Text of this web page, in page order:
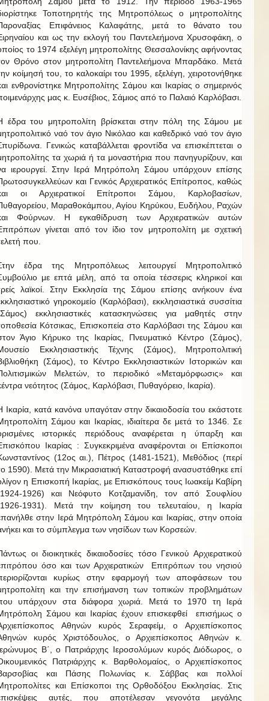
Τοποτηρητής της Μητροπόλεως ο μητροπολίτης
Επιφάνειος Καλαφάτης, μετά το θάνατο του
και ως την εκλογή του Παντελεήμονα Χρυσοφάκη, ο
το 1974 εξελέγη μητροπολίτης Θεσσαλονίκης αφήνοντας
Θρόνο στον μητροπολίτη Παντελεήμονα Μπαρδάκο. Μετά
κοίμησή του, το καλοκαίρι του 1995, εξελέγη, χειροτονήθηκε
ενθρονίστηκε Μητροπολίτης Σάμου και Ικαρίας ο σημερινός
μας κ. Ευσέβιος, Σάμιος από το Παλαιό Καρλόβασι.
έδρα του μητροπολίτη βρίσκεται στην πόλη της Σάμου με
ναό τον άγιο Νικόλαο και καθεδρικό ναό τον άγιο
Γενικώς καταβάλλεται φροντίδα να επισκέπτεται ο
τα χωριά ή τα μοναστήρια που πανηγυρίζουν, και
ιερουργεί. Στην Ιερά Μητρόπολη Σάμου υπάρχουν επίσης
και Γενικός Αρχιερατικός Επίτροπος, καθώς
οι Αρχιερατικοί Επίτροποι Σάμου, Καρλοβασίων,
Μαραθοκάμπου, Αγίου Κηρύκου, Ευδήλου, Ραχών
Φούρνων. Η εγκαθίδρυση των Αρχιερατικών αυτών
γίνεται από τον ίδιο τον μητροπολίτη με σχετική
που.
έδρα της Μητροπόλεως λειτουργεί Μητροπολιτικό
με επτά μέλη, από τα οποία τέσσερις κληρικοί και
λαϊκοί. Στην Εκκλησία της Σάμου επίσης ανήκουν ένα
γηροκομείο (Καρλόβασι), εκκλησιαστικά συσσίτια
εκκλησιαστικές κατασκηνώσεις για μαθητές στην
Κότσικας, Επισκοπεία στο Καρλόβασι της Σάμου και
Άγιο Κήρυκο της Ικαρίας, Πνευματικό Κέντρο (Σάμος),
Εκκλησιαστικής Τέχνης (Σάμος), Μητροπολιτική
(Σάμος), το Κέντρο Εκκλησιαστικών Ιστορικών και
Μελετών, το περιοδικό «Μεταμόρφωσις» και
νεότητος (Σάμος, Καρλόβασι, Πυθαγόρειο, Ικαρία).
Ικαρία, κατά κανόνα υπαγόταν στην δικαιοδοσία του εκάστοτε
Σάμου και Ικαρίας, ιδιαίτερα δε μετά το 1346. Σε
ιστορικές περιόδους αναφέρεται η ύπαρξη και
Ικαρίας : Συγκεκριμένα αναφέρονται οι Επίσκοποι
(12ος αι.), Πέτρος (1481-1521), Μεθόδιος (περί
1590). Μετά την Μικρασιατική Καταστροφή ανασυστάθηκε επί
η Επισκοπή Ικαρίας, με Επισκόπους τους Ιωακείμ Καβίρη
1926) και Νεόφυτο Κοτζαμανίδη, τον από Σουφλίου
1931). Μετά την κοίμηση του τελευταίου, η Ικαρία
στην Ιερά Μητρόπολη Σάμου και Ικαρίας, στην οποία
και το σύμπλεγμα των νησίδων των Κορσεών.
οι διοικητικές δικαιοδοσίες τόσο Γενικού Αρχιερατικού
όσο και των Αρχιερατικών Επιτρόπων του νησιού
κυρίως στην εφαρμογή των αποφάσεων του
και την επισήμανση των τοπικών προβλημάτων
υπάρχουν στα διάφορα χωριά. Μετά το 1970 τη Ιερά
Σάμου και Ικαρίας έχουν επισκεφθεί επισήμως ο
Αθηνών κυρός Σεραφείμ, ο Αρχιεπίσκοπος
κυρός Χριστόδουλος, ο Αρχιεπίσκοπος Αθηνών κ.
Β΄, ο Πατριάρχης Ιεροσολύμων κυρός Διόδωρος, ο
Πατριάρχης κ. Βαρθολομαίος, ο Αρχιεπίσκοπος
και Πάσης Πολωνίας κ. Σάββας και πολλοί
και Επίσκοποι της Ορθοδόξου Εκκλησίας. Στις
αυτές, που αποτέλεσαν γεγονότα μεγάλης